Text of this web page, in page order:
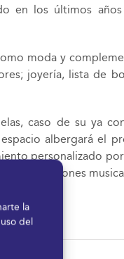
la
del
en los últimos
moda y
joyería, lista de
caso de su ya
albergará el
personalizado
y actuaciones